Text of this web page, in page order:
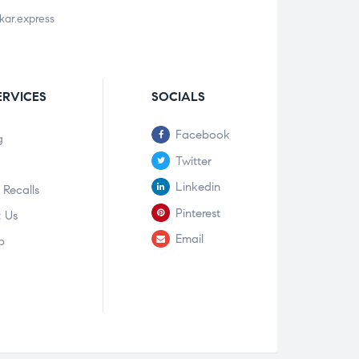
Us
SOCIALS
Facebook
Twitter
Linkedin
Pinterest
Email